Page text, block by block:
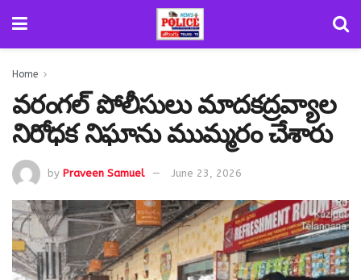
Home
వరంగల్ పోలీసులు మాదకద్రవ్యాల
నిరోధక నిఘాను ముమ్మరం చేశారు
by Praveen Samuel June 23, 2026